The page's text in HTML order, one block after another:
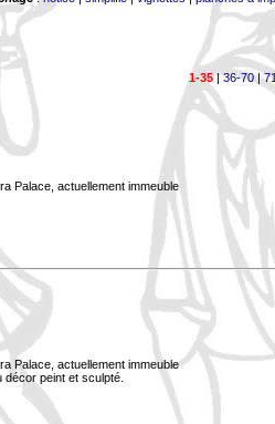
1-35|36-70|
Palace, actuellement immeuble
Palace, actuellement immeuble
décor peint et sculpté.